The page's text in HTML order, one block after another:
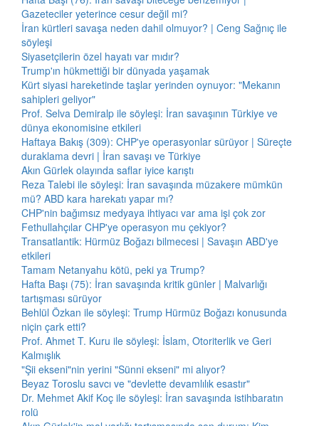
Gazeteciler yeterince cesur değil mi?
İran kürtleri savaşa neden dahil olmuyor? | Ceng Sağnıç ile
söyleşi
Siyasetçilerin özel hayatı var mıdır?
Trump'ın hükmettiği bir dünyada yaşamak
Kürt siyasi hareketinde taşlar yerinden oynuyor: "Mekanın
sahipleri geliyor"
Prof. Selva Demiralp ile söyleşi: İran savaşının Türkiye ve
dünya ekonomisine etkileri
Haftaya Bakış (309): CHP'ye operasyonlar sürüyor | Süreçte
duraklama devri | İran savaşı ve Türkiye
Akın Gürlek olayında saflar iyice karıştı
Reza Talebi ile söyleşi: İran savaşında müzakere mümkün
mü? ABD kara harekatı yapar mı?
CHP'nin bağımsız medyaya ihtiyacı var ama işi çok zor
Fethullahçılar CHP'ye operasyon mu çekiyor?
Transatlantik: Hürmüz Boğazı bilmecesi | Savaşın ABD'ye
etkileri
Tamam Netanyahu kötü, peki ya Trump?
Hafta Başı (75): İran savaşında kritik günler | Malvarlığı
tartışması sürüyor
Behlül Özkan ile söyleşi: Trump Hürmüz Boğazı konusunda
niçin çark etti?
Prof. Ahmet T. Kuru ile söyleşi: İslam, Otoriterlik ve Geri
Kalmışlık
"Şii ekseni"nin yerini "Sünni ekseni" mi alıyor?
Beyaz Toroslu savcı ve "devlette devamlılık esastır"
Dr. Mehmet Akif Koç ile söyleşi: İran savaşında istihbaratın
rolü